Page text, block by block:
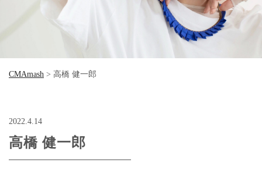
CMAmash > 高橋 健一郎
2022.4.14
高橋 健一郎